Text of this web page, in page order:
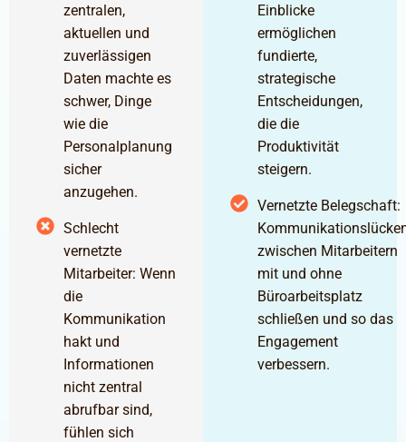
zentralen,
aktuellen und
zuverlässigen
Daten machte es
schwer, Dinge
wie die
Personalplanung
sicher
anzugehen.
Schlecht
vernetzte
Mitarbeiter: Wenn
die
Kommunikation
hakt und
Informationen
nicht zentral
abrufbar sind,
fühlen sich
Einblicke
ermöglichen
fundierte,
strategische
Entscheidungen,
die die
Produktivität
steigern.
Vernetzte Belegschaft:
zwischen Mitarbeitern
mit und ohne
Büroarbeitsplatz
schließen und so das
Engagement
verbessern.